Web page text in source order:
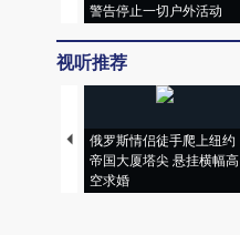
警告停止一切户外活动
视听推荐
俄罗斯情侣徒手爬上纽约
帝国大厦塔尖 悬挂横幅高
空求婚